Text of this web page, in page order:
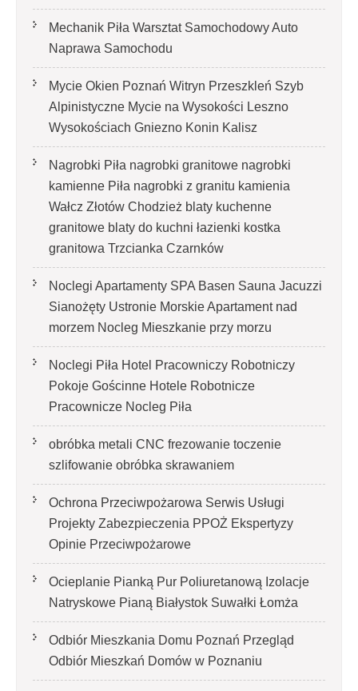
Mechanik Piła Warsztat Samochodowy Auto
Naprawa Samochodu
Mycie Okien Poznań Witryn Przeszkleń Szyb
Alpinistyczne Mycie na Wysokości Leszno
Wysokościach Gniezno Konin Kalisz
Nagrobki Piła nagrobki granitowe nagrobki
kamienne Piła nagrobki z granitu kamienia
Wałcz Złotów Chodzież blaty kuchenne
granitowe blaty do kuchni łazienki kostka
granitowa Trzcianka Czarnków
Noclegi Apartamenty SPA Basen Sauna Jacuzzi
Sianożęty Ustronie Morskie Apartament nad
morzem Nocleg Mieszkanie przy morzu
Noclegi Piła Hotel Pracowniczy Robotniczy
Pokoje Gościnne Hotele Robotnicze
Pracownicze Nocleg Piła
obróbka metali CNC frezowanie toczenie
szlifowanie obróbka skrawaniem
Ochrona Przeciwpożarowa Serwis Usługi
Projekty Zabezpieczenia PPOŻ Ekspertyzy
Opinie Przeciwpożarowe
Ocieplanie Pianką Pur Poliuretanową Izolacje
Natryskowe Pianą Białystok Suwałki Łomża
Odbiór Mieszkania Domu Poznań Przegląd
Odbiór Mieszkań Domów w Poznaniu